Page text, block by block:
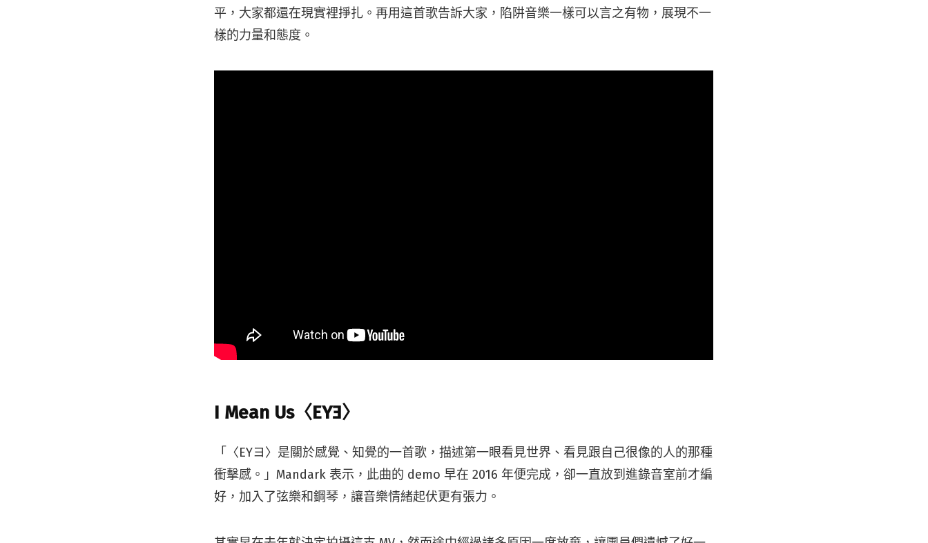
平，大家都還在現實裡掙扎。再用這首歌告訴大家，陷阱音樂一樣可以言之有物，展現不一
樣的力量和態度。
I Mean Us〈EYƎ〉
「〈EYヨ〉是關於感覺、知覺的一首歌，描述第一眼看見世界、看見跟自己很像的人的那種
衝擊感。」Mandark 表示，此曲的 demo 早在 2016 年便完成，卻一直放到進錄音室前才編
好，加入了弦樂和鋼琴，讓音樂情緒起伏更有張力。